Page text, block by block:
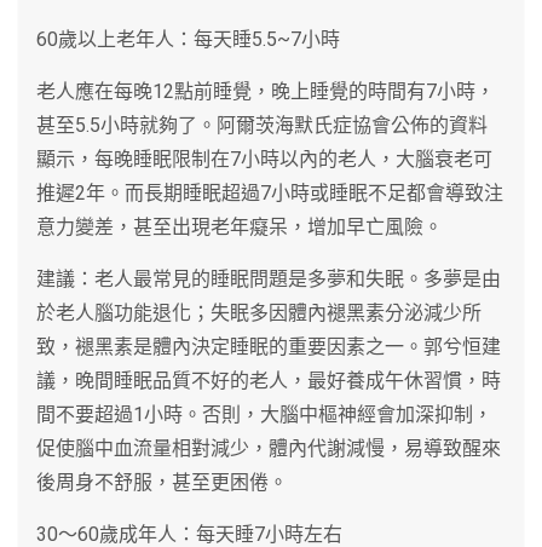
60歲以上老年人：每天睡5.5~7小時
老人應在每晚12點前睡覺，晚上睡覺的時間有7小時，
甚至5.5小時就夠了。阿爾茨海默氏症協會公佈的資料
顯示，每晚睡眠限制在7小時以內的老人，大腦衰老可
推遲2年。而長期睡眠超過7小時或睡眠不足都會導致注
意力變差，甚至出現老年癡呆，增加早亡風險。
建議：老人最常見的睡眠問題是多夢和失眠。多夢是由
於老人腦功能退化；失眠多因體內褪黑素分泌減少所
致，褪黑素是體內決定睡眠的重要因素之一。郭兮恒建
議，晚間睡眠品質不好的老人，最好養成午休習慣，時
間不要超過1小時。否則，大腦中樞神經會加深抑制，
促使腦中血流量相對減少，體內代謝減慢，易導致醒來
後周身不舒服，甚至更困倦。
30～60歲成年人：每天睡7小時左右